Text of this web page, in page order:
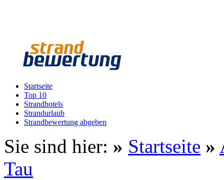
Startseite
Top 10
Strandhotels
Strandurlaub
Strandbewertung abgeben
Sie sind hier: » Startseite »
Tau